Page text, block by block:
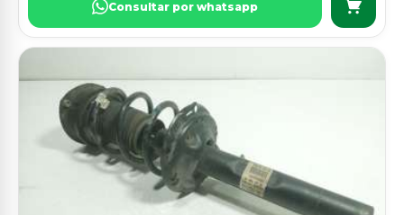
Consultar por whatsapp